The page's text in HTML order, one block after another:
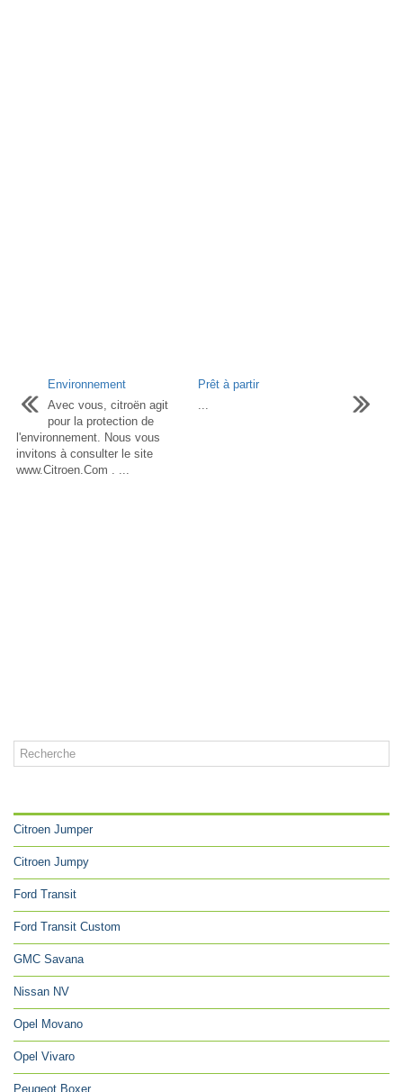
Environnement
Avec vous, citroën agit
pour la protection de
l'environnement. Nous vous
invitons à consulter le site
www.Citroen.Com . ...
Prêt à partir
...
Citroen Jumper
Citroen Jumpy
Ford Transit
Ford Transit Custom
GMC Savana
Nissan NV
Opel Movano
Opel Vivaro
Peugeot Boxer